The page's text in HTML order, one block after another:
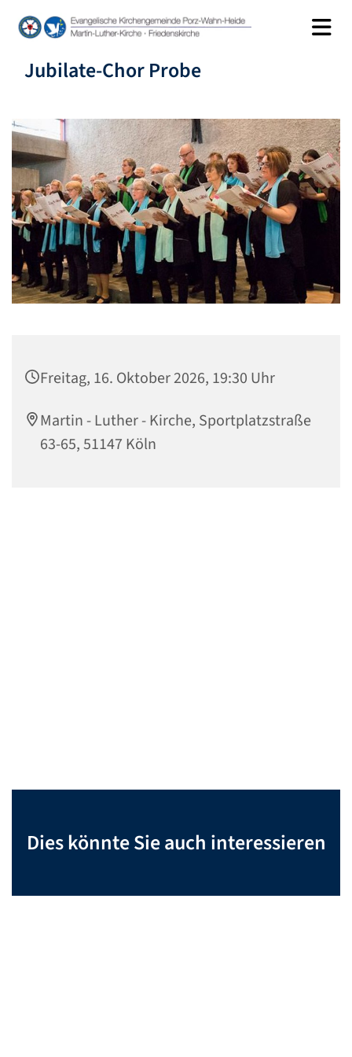
Jubilate-Chor Probe
Freitag, 16. Oktober 2026, 19:30 Uhr
Martin - Luther - Kirche, Sportplatzstraße
63-65, 51147 Köln
Dies könnte Sie auch interessieren